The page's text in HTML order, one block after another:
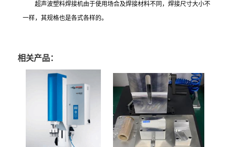
超声波塑料焊接机由于使用场合及焊接材料不同，焊接尺寸大小不
一样，其规格也是各式各样的。
相关产品：